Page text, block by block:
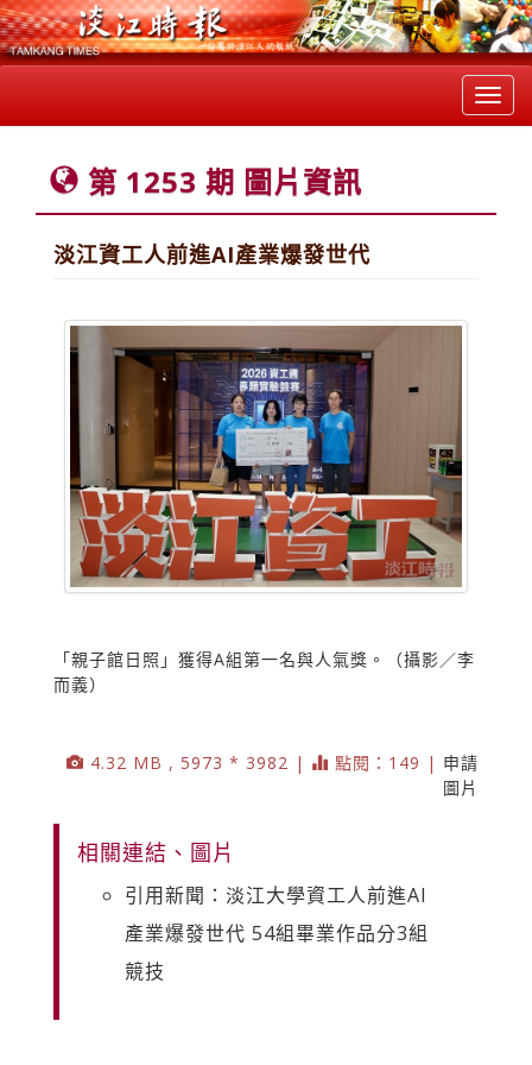
第 1253 期 圖片資訊
淡江資工人前進AI產業爆發世代
「親子館日照」獲得A組第一名與人氣獎。（攝影／李
而義）
4.32 MB , 5973 * 3982 | 點閱：149 | 申請
圖片
相關連結、圖片
引用新聞：淡江大學資工人前進AI
產業爆發世代 54組畢業作品分3組
競技